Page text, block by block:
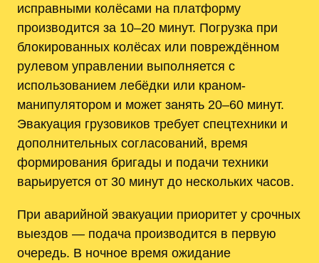
исправными колёсами на платформу
производится за 10–20 минут. Погрузка при
блокированных колёсах или повреждённом
рулевом управлении выполняется с
использованием лебёдки или краном-
манипулятором и может занять 20–60 минут.
Эвакуация грузовиков требует спецтехники и
дополнительных согласований, время
формирования бригады и подачи техники
варьируется от 30 минут до нескольких часов.
При аварийной эвакуации приоритет у срочных
выездов — подача производится в первую
очередь. В ночное время ожидание